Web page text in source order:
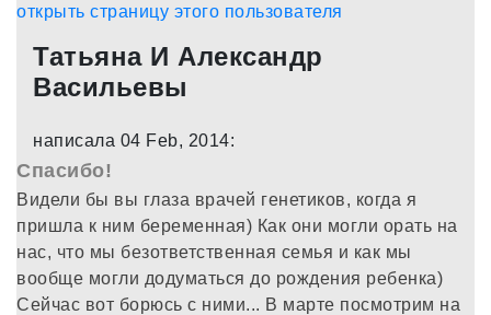
Татьяна И Александр
Васильевы
написала 04 Feb, 2014:
Спасибо!
Видели бы вы глаза врачей генетиков, когда я
пришла к ним беременная) Как они могли орать на
нас, что мы безответственная семья и как мы
вообще могли додуматься до рождения ребенка)
Сейчас вот борюсь с ними... В марте посмотрим на